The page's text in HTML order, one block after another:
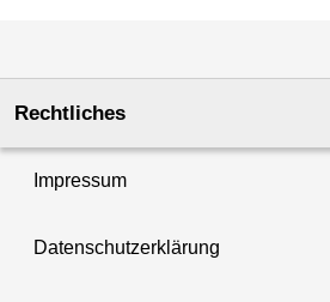
Rechtliches
Impressum
Datenschutzerklärung